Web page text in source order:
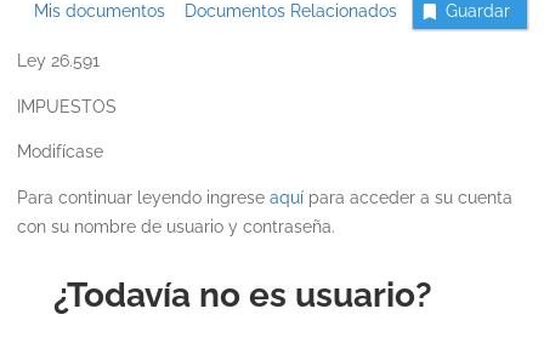
Mis documentos Documentos Relacionados Guardar
Ley 26.591
IMPUESTOS
Modifícase
Para continuar leyendo ingrese aquípara acceder a su cuenta
con su nombre de usuario y contraseña.
¿Todavía no es usuario?